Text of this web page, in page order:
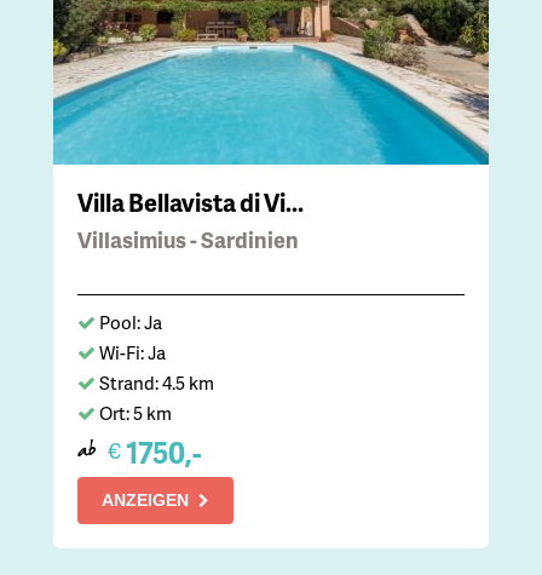
Villa Bellavista di Vi...
Villasimius - Sardinien
Pool: Ja
Wi-Fi: Ja
Strand: 4.5 km
Ort: 5 km
ab €1750,-
ANZEIGEN